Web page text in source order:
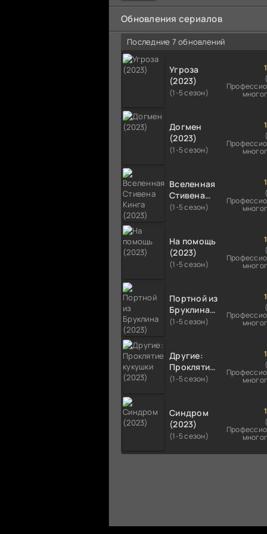
намного
Обновления сериалов
Последние 7 обновлений
Угроза
(2023)
(1-5 сезон)
Догмен
(2023)
(1-5 сезон)
Вселенная
Стивена
Кинга
(1-5 сезон)
На помощь
(2023)
(1-5 сезон)
Портной из
Бруклина
(2023)
(1-5 сезон)
Другие:
Проклятие
кукушки
(1-5 сезон)
Синдром
(2023)
(1-5 сезон)